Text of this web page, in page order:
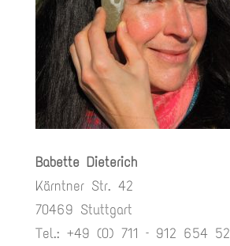
Babette Dieterich
Kärntner Str. 42
70469 Stuttgart
Tel.: +49 (0) 711 – 912 654 52